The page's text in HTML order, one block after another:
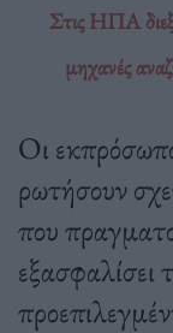
Στις ΗΠΑ
μηχανές
Οι
ρωτήσουν
που